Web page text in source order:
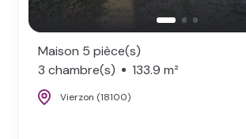
Maison 5 pièce(s)
3 chambre(s)
133.9 m²
Vierzon (18100)